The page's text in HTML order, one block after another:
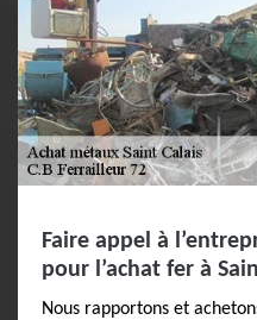
Faire appel à
pour l’achat fer à
Nous rapportons et